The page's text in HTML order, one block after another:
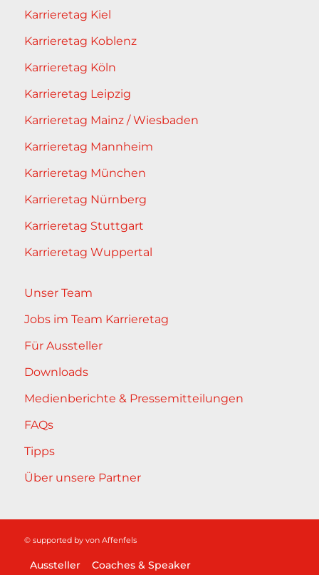
Karrieretag Kiel
Karrieretag Koblenz
Karrieretag Köln
Karrieretag Leipzig
Karrieretag Mainz / Wiesbaden
Karrieretag Mannheim
Karrieretag München
Karrieretag Nürnberg
Karrieretag Stuttgart
Karrieretag Wuppertal
Unser Team
Jobs im Team Karrieretag
Für Aussteller
Downloads
Medienberichte & Pressemitteilungen
FAQs
Tipps
Über unsere Partner
© supported by von Affenfels
Aussteller Coaches & Speaker